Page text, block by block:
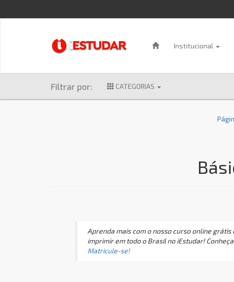
Institucional
Filtrar por: CATEGORIAS
Aprenda mais com o nosso curso online
imprimir em todo o Brasil no iEstudar!
Matricule-se!